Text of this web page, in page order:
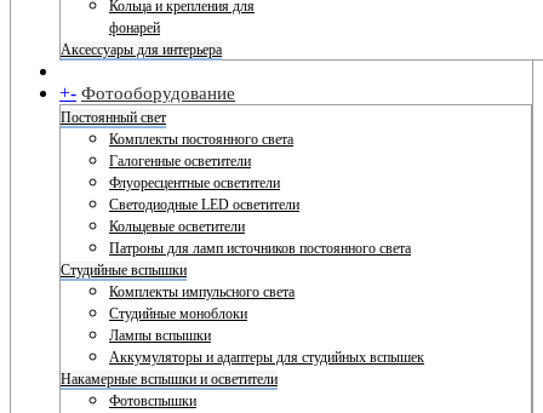
Кольца и крепления для
фонарей
Аксессуары для интерьера
+- Фотооборудование
Постоянный свет
Комплекты постоянного света
Галогенные осветители
Флуоресцентные осветители
Светодиодные LED осветители
Кольцевые осветители
Патроны для ламп источников постоянного света
Студийные вспышки
Комплекты импульсного света
Студийные моноблоки
Лампы вспышки
Аккумуляторы и адаптеры для студийных вспышек
Накамерные вспышки и осветители
Фотовспышки